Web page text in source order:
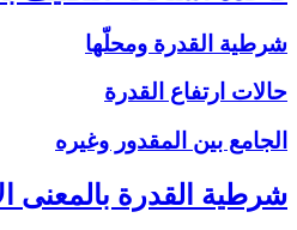
شرطية القدرة ومحلّها
حالات ارتفاع القدرة
الجامع بين المقدور وغيره
شرطية القدرة بالمعنى‏